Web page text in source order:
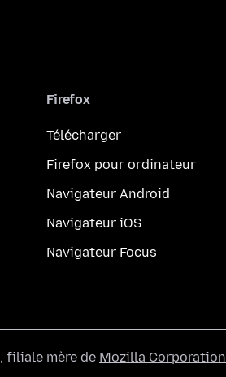
Firefox
Télécharger
Firefox pour ordinateur
Navigateur Android
Navigateur iOS
Navigateur Focus
, filiale mère de Mozilla Corporation